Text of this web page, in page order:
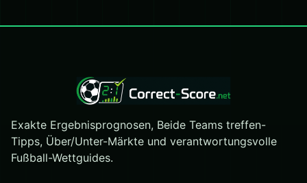
Exakte Ergebnisprognosen, Beide Teams treffen-
Tipps, Über/Unter-Märkte und verantwortungsvolle
Fußball-Wettguides.